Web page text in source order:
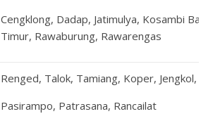
Cengklong, Dadap, Jatimulya, Kosambi
Timur, Rawaburung, Rawarengas
Renged, Talok, Tamiang, Koper, Jengkol,
Pasirampo, Patrasana, Rancailat